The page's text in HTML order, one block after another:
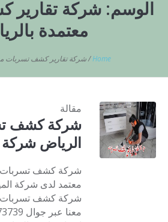
الوسم:شركة
معتمدة
Home
/شركة تقارير كشف تسربات
مقالة
شركة كشف
الرياض شركة
شركة كشف تسربات
معتمد لدى شركة
شركة كشف تسربات